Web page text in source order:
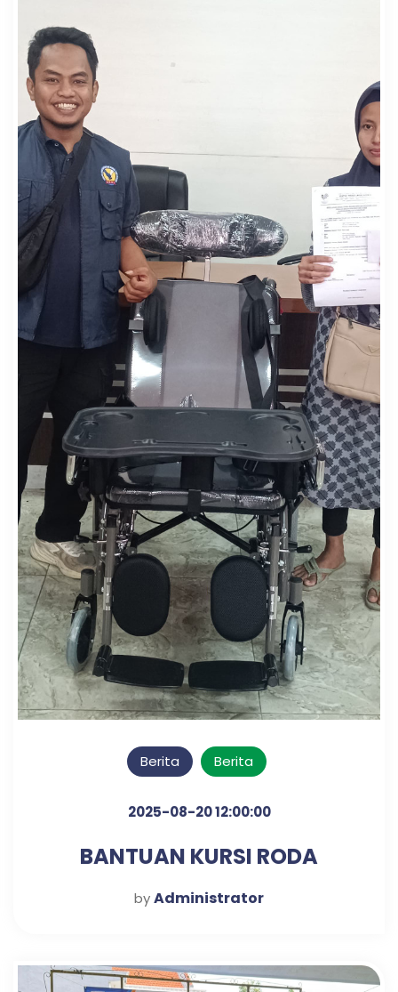
Berita Berita
2025-08-20 12:00:00
BANTUAN KURSI RODA
byAdministrator